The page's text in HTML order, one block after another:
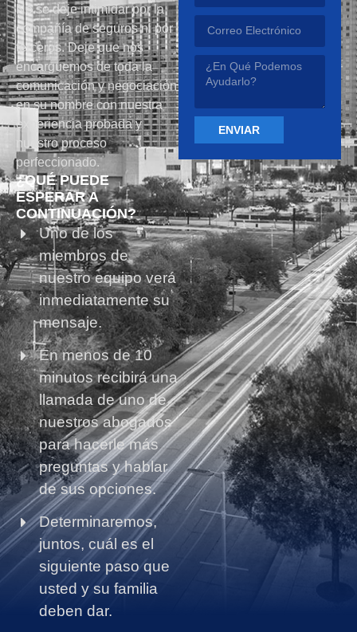
No se deje intimidar por la
compañía de seguros ni por
terceros. Deje que nos
encarguemos de toda la
comunicación y negociación
en su nombre con nuestra
experiencia probada y
nuestro proceso
perfeccionado.
¿QUÉ PUEDE
ESPERAR A
CONTINUACIÓN?
Uno de los
miembros de
nuestro equipo verá
inmediatamente su
mensaje.
En menos de 10
minutos recibirá una
llamada de uno de
nuestros abogados
para hacerle más
preguntas y hablar
de sus opciones.
Determinaremos,
juntos, cuál es el
siguiente paso que
usted y su familia
deben dar.
ENVIAR